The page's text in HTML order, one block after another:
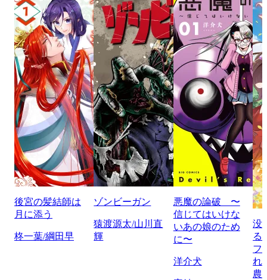
後宮の髪結師は
月に添う
柊一葉/綱田早
ゾンビーガン
猿渡源太/山川直
輝
悪魔の論破 〜
信じてはいけな
いあの娘のため
に〜
洋介犬
没
る
フ
れ
農